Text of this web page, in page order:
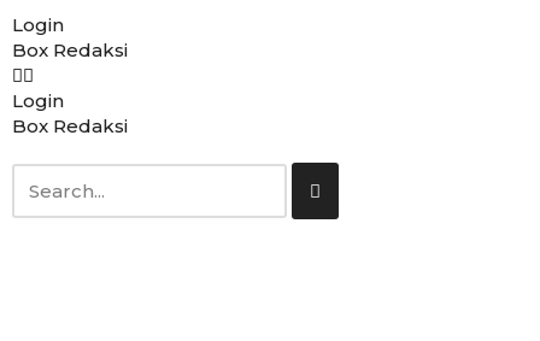
Lompat
ke
konten
Login
Box Redaksi
Login
Box Redaksi